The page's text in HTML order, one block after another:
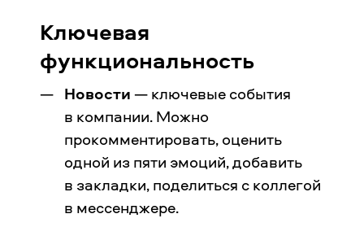
Ключевая
функциональность
Новости— ключевые события
в компании. Можно
прокомментировать, оценить
одной из пяти эмоций, добавить
в закладки, поделиться с коллегой
в мессенджере.